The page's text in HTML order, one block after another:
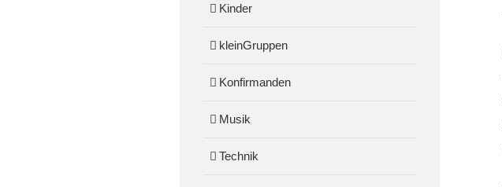
Kinder
kleinGruppen
Konfirmanden
Musik
Technik